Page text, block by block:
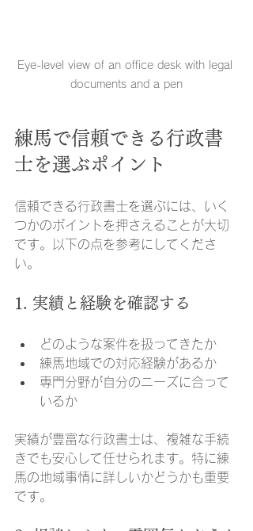
Eye-level view of an office desk with legal
documents and a pen
練馬で信頼できる行政書
士を選ぶポイント
信頼できる行政書士を選ぶには、いく
つかのポイントを押さえることが大切
です。以下の点を参考にしてくださ
い。
1. 実績と経験を確認する
どのような案件を扱ってきたか
練馬地域での対応経験があるか
専門分野が自分のニーズに合って
いるか
実績が豊富な行政書士は、複雑な手続
きでも安心して任せられます。特に練
馬の地域事情に詳しいかどうかも重要
です。